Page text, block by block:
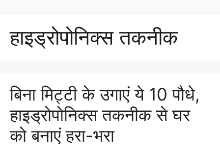
हाइड्रोपोनिक्स तकनीक
बिना मिट्टी के उगाएं ये 10 पौधे,
हाइड्रोपोनिक्स तकनीक से घर
को बनाएं हरा-भरा